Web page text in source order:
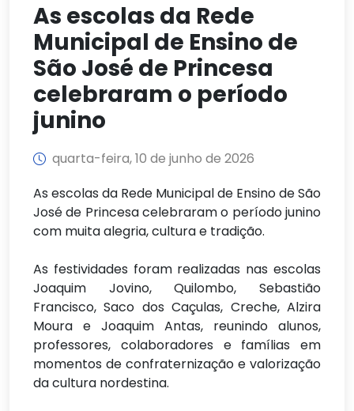
As escolas da Rede
Municipal de Ensino de
São José de Princesa
celebraram o período
junino
quarta-feira, 10 de junho de 2026
As escolas da Rede Municipal de Ensino de São
José de Princesa celebraram o período junino
com muita alegria, cultura e tradição.
As festividades foram realizadas nas escolas
Joaquim Jovino, Quilombo, Sebastião
Francisco, Saco dos Caçulas, Creche, Alzira
Moura e Joaquim Antas, reunindo alunos,
professores, colaboradores e famílias em
momentos de confraternização e valorização
da cultura nordestina.